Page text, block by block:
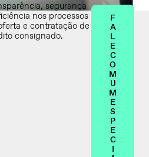
segurança
nos processos
e contratação de
consignado.
F
A
L
E
C
O
M
U
M
E
S
P
E
C
I